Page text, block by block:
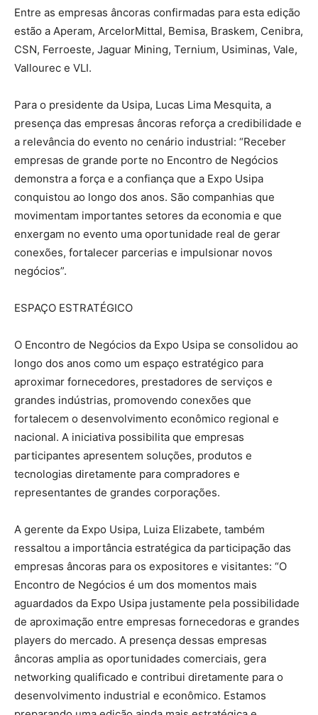
Entre as empresas âncoras confirmadas para esta edição
estão a Aperam, ArcelorMittal, Bemisa, Braskem, Cenibra,
CSN, Ferroeste, Jaguar Mining, Ternium, Usiminas, Vale,
Vallourec e VLI.
Para o presidente da Usipa, Lucas Lima Mesquita, a
presença das empresas âncoras reforça a credibilidade e
a relevância do evento no cenário industrial: “Receber
empresas de grande porte no Encontro de Negócios
demonstra a força e a confiança que a Expo Usipa
conquistou ao longo dos anos. São companhias que
movimentam importantes setores da economia e que
enxergam no evento uma oportunidade real de gerar
conexões, fortalecer parcerias e impulsionar novos
negócios”.
ESPAÇO ESTRATÉGICO
O Encontro de Negócios da Expo Usipa se consolidou ao
longo dos anos como um espaço estratégico para
aproximar fornecedores, prestadores de serviços e
grandes indústrias, promovendo conexões que
fortalecem o desenvolvimento econômico regional e
nacional. A iniciativa possibilita que empresas
participantes apresentem soluções, produtos e
tecnologias diretamente para compradores e
representantes de grandes corporações.
A gerente da Expo Usipa, Luiza Elizabete, também
ressaltou a importância estratégica da participação das
empresas âncoras para os expositores e visitantes: “O
Encontro de Negócios é um dos momentos mais
aguardados da Expo Usipa justamente pela possibilidade
de aproximação entre empresas fornecedoras e grandes
players do mercado. A presença dessas empresas
âncoras amplia as oportunidades comerciais, gera
networking qualificado e contribui diretamente para o
desenvolvimento industrial e econômico. Estamos